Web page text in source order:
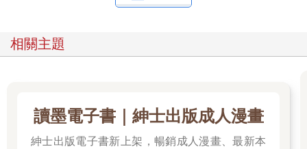
相關主題
讀墨電子書｜紳士出版成人漫畫
紳士出版電子書新上架，暢銷成人漫畫、最新本